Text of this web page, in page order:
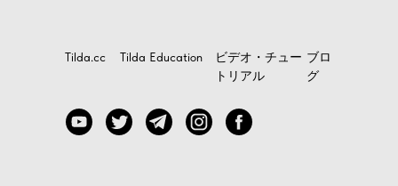
Tilda.cc Tilda Education
ビデオ・チュー
トリアル
ブロ
グ